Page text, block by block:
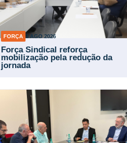
FORÇA 3 AGO 2026
Força Sindical reforça
mobilização pela redução da
jornada